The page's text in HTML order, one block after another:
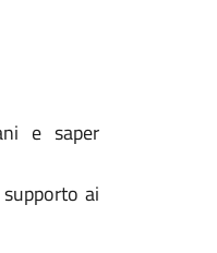
e saper
ai